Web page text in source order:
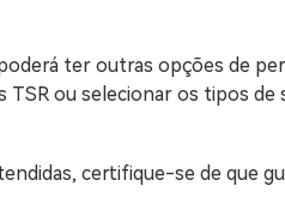
ter outras opções de
ou selecionar os tipos de
certifique-se de que